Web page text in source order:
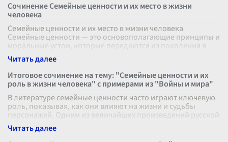
Сочинение Семейные ценности и их место в жизни
человека
Семейные ценности и их место в жизни человека
Семейные ценности — это основополагающие принципы и
моральные устои, которые передаются из поколения в
поколение, являясь фундаментом
Итоговое сочинение на тему: "Семейные ценности и их
роль в жизни человека" с примерами из "Войны и мира"
В литературе семейные ценности часто играют ключевую
роль, показывая, как они влияют на жизни и судьбы
персонажей. Одним из величайших произведений русской
литературы, в котором гл